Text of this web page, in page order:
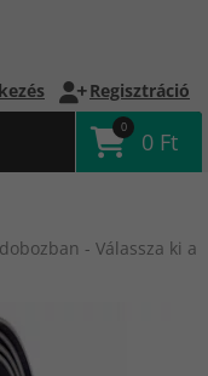
Regisztráció
0
0 Ft
- Válassza ki a